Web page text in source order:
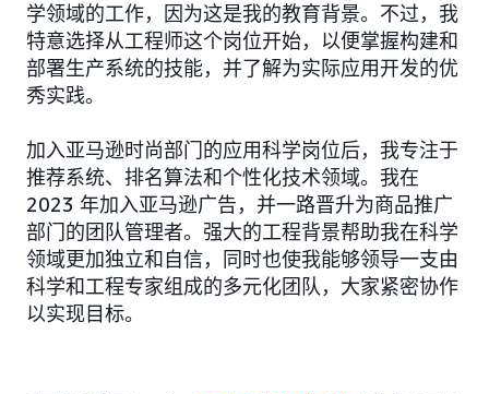
学领域的工作，因为这是我的教育背景。不过，我
特意选择从工程师这个岗位开始，以便掌握构建和
部署生产系统的技能，并了解为实际应用开发的优
秀实践。
加入亚马逊时尚部门的应用科学岗位后，我专注于
推荐系统、排名算法和个性化技术领域。我在
2023 年加入亚马逊广告，并一路晋升为商品推广
部门的团队管理者。强大的工程背景帮助我在科学
领域更加独立和自信，同时也使我能够领导一支由
科学和工程专家组成的多元化团队，大家紧密协作
以实现目标。